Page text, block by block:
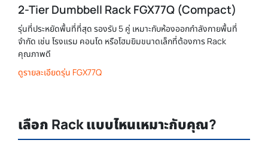
2-Tier Dumbbell Rack FGX77Q (Compact)
รุ่นที่ประหยัดพื้นที่ที่สุด รองรับ 5 คู่ เหมาะกับห้องออกกำลังกายพื้นที่
จำกัด เช่น โรงแรม คอนโด หรือโฮมยิมขนาดเล็กที่ต้องการ Rack
คุณภาพดี
ดูรายละเอียดรุ่น FGX77Q
เลือก Rack แบบไหนเหมาะกับคุณ?